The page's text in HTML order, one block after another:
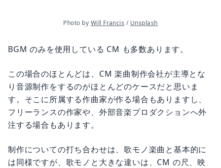
Photo by Will Francis / Unsplash
BGM のみを使用している CM も多数あります。
この場合のほとんどは、CM 楽曲制作会社が主導とな
り音源制作をするのがほとんどのケースだと思いま
す。そこに所属する作曲家が作る場合もありますし、
フリーランスの作家や、外部音楽プロダクションへ外
注する場合もあります。
制作についての打ち合わせは、歌モノ楽曲と基本的に
は同様ですが、歌モノと大きな違いは、CM の尺、映